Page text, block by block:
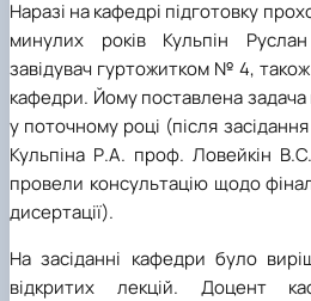
Наразі на кафедрі підготовку
минулих років Кульпін
завідувач гуртожитком № 4, також
кафедри. Йому поставлена задача
у поточному році (після
Кульпіна Р.А. проф. Ловейкін
провели консультацію щодо
дисертації).
На засіданні кафедри було
відкритих лекцій. Доцент